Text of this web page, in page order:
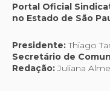
Portal Oficial
no Estado de São
Presidente:Thiago
Secretário de
Redação:Juliana